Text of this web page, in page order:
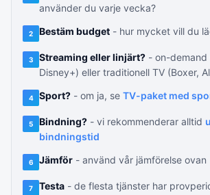
använder du varje vecka?
2 Bestäm budget - hur mycket vill du
3 Streaming eller linjärt? - on-demand
Disney+) eller traditionell TV (Boxer,
4 Sport? - om ja, se TV-paket med
5 Bindning? - vi rekommenderar alltid
bindningstid
6 Jämför - använd vår jämförelse ovan
7 Testa - de flesta tjänster har